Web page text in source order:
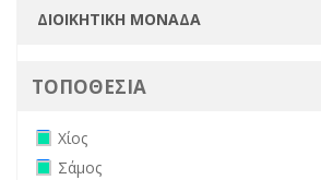
ΤΟΠΟΘΕΣΙΑ
Remove Χίος filter
Χίος
Remove Σάμος filter
Σάμος